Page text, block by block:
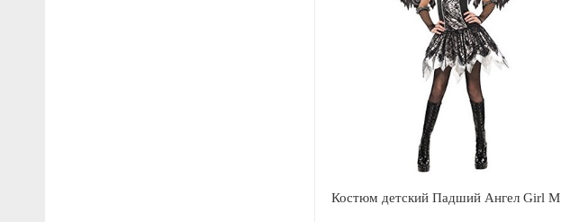
Костюм детский Падший Ангел Girl М